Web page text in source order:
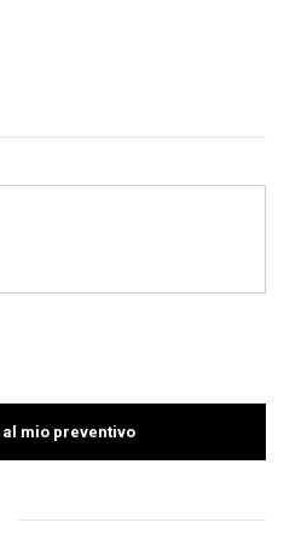
mio preventivo